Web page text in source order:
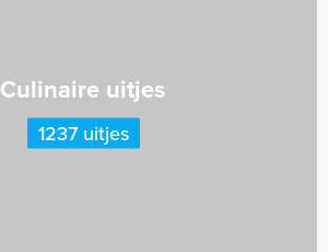
Culinaire uitjes
1237 uitjes